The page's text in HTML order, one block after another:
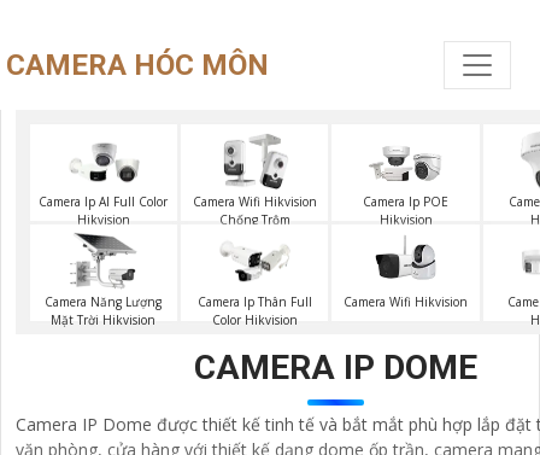
CAMERA HÓC MÔN
Camera Ip AI Full Color
Hikvision
Camera Wifi Hikvision
Chống Trộm
Camera Ip POE
Hikvision
Camera Năng Lượng
Mặt Trời Hikvision
Camera Ip Thân Full
Color Hikvision
Camera Wifi Hikvision
CAMERA IP DOME
Camera IP Dome được thiết kế tinh tế và bắt mắt phù hợp lắp đặt
văn phòng, cửa hàng với thiết kế dạng dome ốp trần, camera